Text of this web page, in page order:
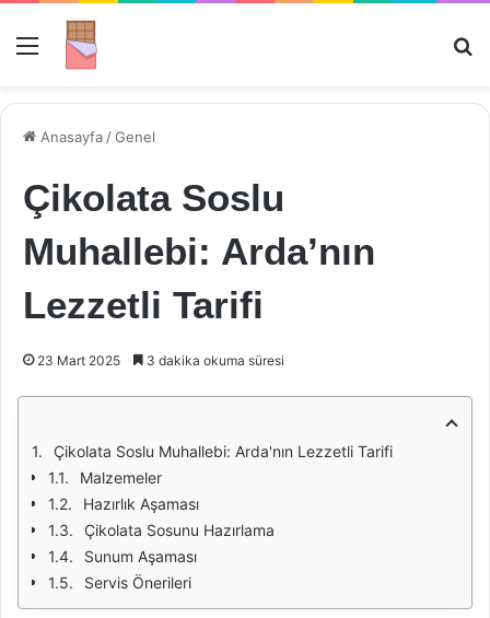
Menü
Anasayfa /Genel
Çikolata Soslu
Muhallebi: Arda’nın
Lezzetli Tarifi
23 Mart 2025 3 dakika okuma süresi
Çikolata Soslu Muhallebi: Arda'nın Lezzetli Tarifi
Malzemeler
Hazırlık Aşaması
Çikolata Sosunu Hazırlama
Sunum Aşaması
Servis Önerileri